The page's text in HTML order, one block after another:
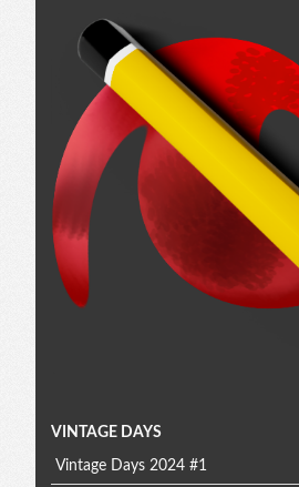
Menu
VINTAGE DAYS
Vintage Days 2024 #1